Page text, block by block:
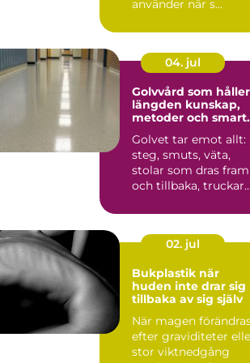
använder när s...
04. jul
Golvvård som
längden kunskap,
metoder och
Golvet tar emot allt:
steg, smuts, väta,
stolar som dras fram
och tillbaka, truckar
02. jul
Bukplastik när
huden inte drar sig
tillbaka av sig själv
När magen
efter graviditeter
stor viktnedgång